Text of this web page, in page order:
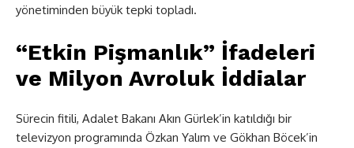
yönetiminden büyük tepki topladı.
“Etkin Pişmanlık” İfadeleri
ve Milyon Avroluk İddialar
Sürecin fitili, Adalet Bakanı Akın Gürlek’in katıldığı bir
televizyon programında Özkan Yalım ve Gökhan Böcek’in